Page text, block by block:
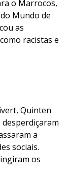
o Marrocos,
Mundo de
as
racistas e
Quinten
a
sociais.
os